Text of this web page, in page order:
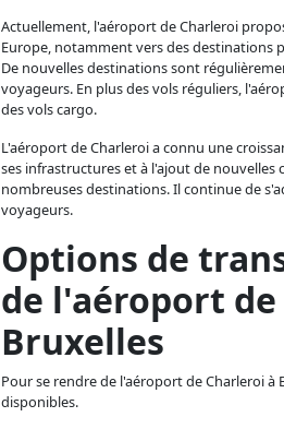
Actuellement, l'aéroport de Charleroi
Europe, notamment vers des destinations
De nouvelles destinations sont
voyageurs. En plus des vols réguliers,
des vols cargo.
L'aéroport de Charleroi a connu une
ses infrastructures et à l'ajout de
nombreuses destinations. Il continue de
voyageurs.
Options de
de l'aéroport
Bruxelles
Pour se rendre de l'aéroport de Charleroi
disponibles.